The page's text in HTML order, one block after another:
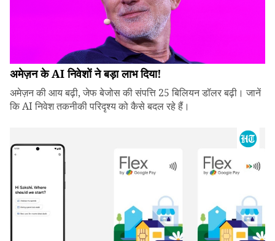
अमेज़न के AI निवेशों ने बड़ा लाभ दिया!
अमेज़न की आय बढ़ी, जेफ बेजोस की संपत्ति 25 बिलियन डॉलर बढ़ी। जानें
कि AI निवेश तकनीकी परिदृश्य को कैसे बदल रहे हैं।